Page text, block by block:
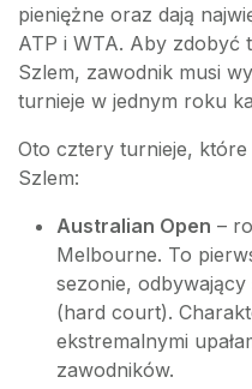
pieniężne oraz dają
ATP i WTA. Aby zdobyć
Szlem, zawodnik musi
turnieje w jednym roku
Oto cztery turnieje,
Szlem:
Australian Open –
Melbourne. To
sezonie,
(hard court).
ekstremalnymi
zawodników.